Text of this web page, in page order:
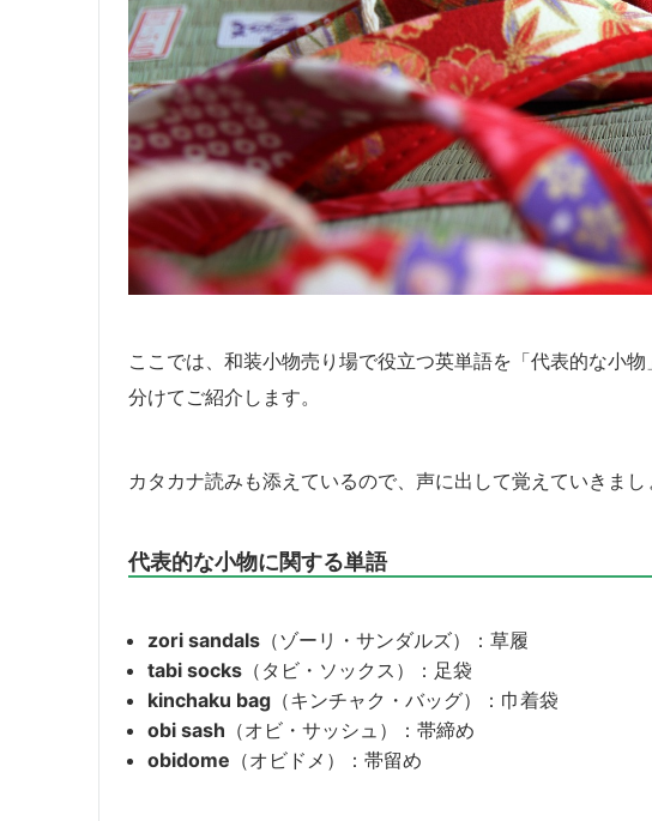
ここでは、和装小物売り場で役立つ英単語を「代表的な小
分けてご紹介します。
カタカナ読みも添えているので、声に出して覚えていきまし
代表的な小物に関する単語
zori sandals （ゾーリ・サンダルズ）：草履
tabi socks （タビ・ソックス）：足袋
kinchaku bag （キンチャク・バッグ）：巾着袋
obi sash （オビ・サッシュ）：帯締め
obidome （オビドメ）：帯留め